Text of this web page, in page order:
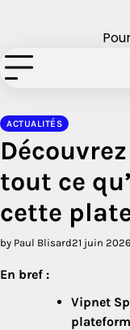
ACTUALITÉS
tout ce
cette
by Paul Blisard21 juin 2026
En bref :
Vipnet